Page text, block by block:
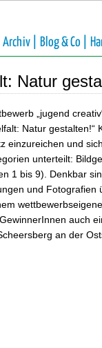
Archiv | Blog & Co |
Natur
„jugend
Natur gestalten!“
einzureichen und
unterteilt:
1 bis 9). Denkbar
und Fotografien
auch
an der